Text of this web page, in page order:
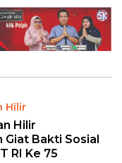
Hilir
Hilir
Giat Bakti Sosial
RI Ke 75